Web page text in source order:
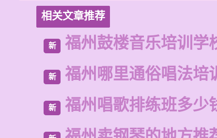
相关文章推荐
新 福州鼓楼音乐培训学
新 福州哪里通俗唱法培
新 福州唱歌排练班多少